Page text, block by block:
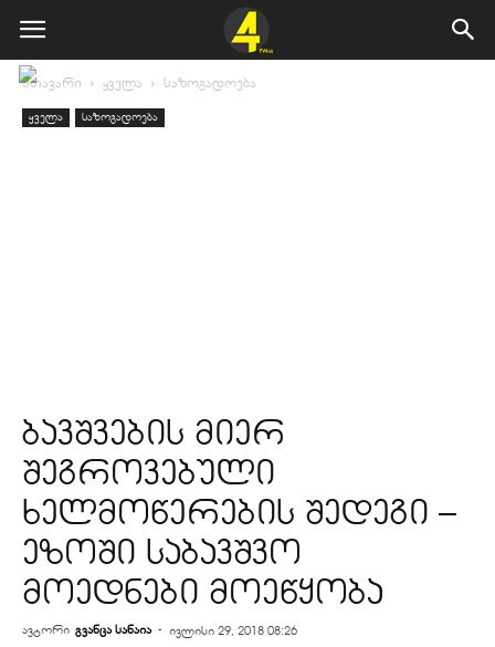
მთავარი ყველა საზოგადოება
ყველა საზოგადოება
ბავშვების მიერ
შეგროვებული
ხელმოწერების შედეგი –
ეზოში საბავშვო
მოედნები მოეწყობა
ავტორი გვანცა სანაია - ივლისი 29, 2018 08:26